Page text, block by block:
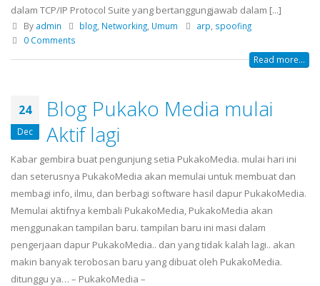
dalam TCP/IP Protocol Suite yang bertanggungjawab dalam [...]
By admin blog Networking Umum arp spoofing
0 Comments
Read more...
24
Dec
Blog Pukako Media mulai
Aktif lagi
Kabar gembira buat pengunjung setia PukakoMedia. mulai hari ini
dan seterusnya PukakoMedia akan memulai untuk membuat dan
membagi info, ilmu, dan berbagi software hasil dapur PukakoMedia.
Memulai aktifnya kembali PukakoMedia, PukakoMedia akan
menggunakan tampilan baru. tampilan baru ini masi dalam
pengerjaan dapur PukakoMedia.. dan yang tidak kalah lagi.. akan
makin banyak terobosan baru yang dibuat oleh PukakoMedia.
ditunggu ya… – PukakoMedia –